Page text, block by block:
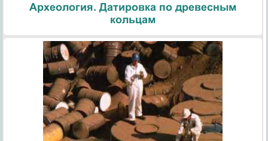
Археология. Датировка по древесным
кольцам